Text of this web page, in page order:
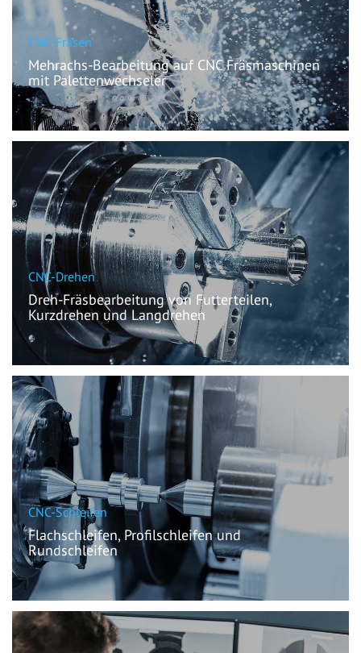
CNC-Fräsen
Mehrachs-Bearbeitung auf CNC Fräsmaschinen
mit Palettenwechseler
Maße: x=bis 800m y=bis 500mm z=bis 250mm
bis zu 250 Werkzeugen in der Maschine
CNC-Drehen
Dreh-Fräsbearbeitung von Futterteilen,
Kurzdrehen und Langdrehen
Maße Futterteile: Ømax= 250mm
Maße Stangenbearbeitung von ØSD=3 bis 80mm
mit Y-Achsen und bis zu 24 angetriebenen Werkzeugen
CNC-Schleifen
Flachschleifen, Profilschleifen und
Rundschleifen
Wir schleifen die hergestellten Dreh- und Frästeile
nach der Wärmebehandlung